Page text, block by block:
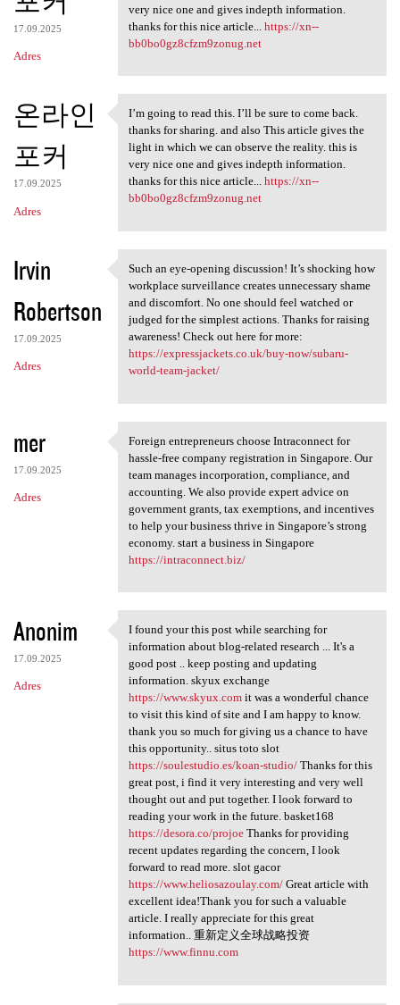
17.09.2025
Adres
very nice one and gives indepth information.
thanks for this nice article... https://xn--
bb0bo0gz8cfzm9zonug.net
온라인
포커
17.09.2025
Adres
I’m going to read this. I’ll
I’m going to read this. I’ll be sure to come back.
thanks for sharing. and also This article gives the
light in which we can observe the reality. this is
very nice one and gives indepth information.
thanks for this nice article... https://xn--
bb0bo0gz8cfzm9zonug.net
Irvin
Robertson
17.09.2025
Adres
Such an eye-opening
Such an eye-opening discussion! It’s shocking how
workplace surveillance creates unnecessary shame
and discomfort. No one should feel watched or
judged for the simplest actions. Thanks for raising
awareness! Check out here for more:
https://expressjackets.co.uk/buy-now/subaru-
world-team-jacket/
mer
17.09.2025
Adres
Foreign entrepreneurs choose
Foreign entrepreneurs choose Intraconnect for
hassle-free company registration in Singapore. Our
team manages incorporation, compliance, and
accounting. We also provide expert advice on
government grants, tax exemptions, and incentives
to help your business thrive in Singapore’s strong
economy. start a business in Singapore
https://intraconnect.biz/
Anonim
17.09.2025
Adres
I found your this post while
I found your this post while searching for
information about blog-related research ... It's a
good post .. keep posting and updating
information. skyux exchange
https://www.skyux.comit was a wonderful chance
to visit this kind of site and I am happy to know.
thank you so much for giving us a chance to have
this opportunity.. situs toto slot
https://soulestudio.es/koan-studio/Thanks for this
great post, i find it very interesting and very well
thought out and put together. I look forward to
reading your work in the future. basket168
https://desora.co/projoeThanks for providing
recent updates regarding the concern, I look
forward to read more. slot gacor
https://www.heliosazoulay.com/Great article with
excellent idea!Thank you for such a valuable
article. I really appreciate for this great
information.. 重新定义全球战略投资
https://www.finnu.com